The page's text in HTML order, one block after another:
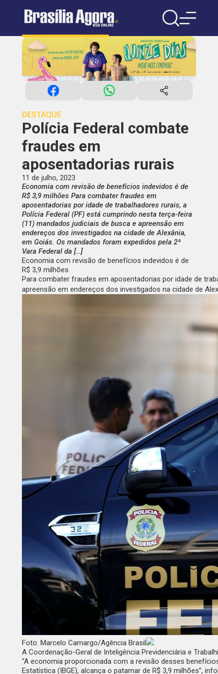
DESTAQUE
Polícia Federal combate
fraudes em
aposentadorias rurais
11 de julho, 2023
Economia com revisão de benefícios indevidos é de
R$ 3,9 milhões Para combater fraudes em
aposentadorias por idade de trabalhadores rurais, a
Polícia Federal (PF) está cumprindo nesta terça-feira
(11) mandados judiciais de busca e apreensão em
endereços dos investigados na cidade de Alexânia,
em Goiás. Os mandados foram expedidos pela 2ª
Vara Federal da […]
Economia com revisão de benefícios indevidos é de
R$ 3,9 milhões
Para combater fraudes em aposentadorias por idade de
apreensão em endereços dos investigados na cidade de
Foto: Marcelo Camargo/Agência Brasil
A Coordenação-Geral de Inteligência Previdenciária e
“A economia proporcionada com a revisão desses
Estatística (IBGE), alcança o patamar de R$ 3,9 milhões”,